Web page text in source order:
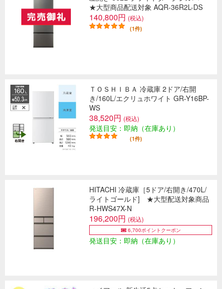
★大型商品配送対象 AQR-36R2L-DS
140,800円 (税込)
(1件)
ＴＯＳＨＩＢＡ 冷蔵庫 2ドア/右開
き/160L/エクリュホワイト GR-Y16BP-
WS
38,520円 (税込)
発送目安：即納（在庫あり）
(1件)
HITACHI 冷蔵庫［5ドア/右開き/470L/
ライトゴールド] ★大型配送対象商品
R-HWS47X-N
196,200円 (税込)
6,700ポイントクーポン
発送目安：即納（在庫あり）